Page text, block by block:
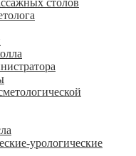
столов
урологические